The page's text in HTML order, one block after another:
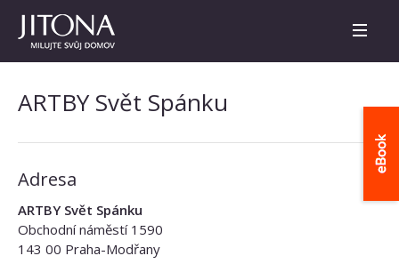
ARTBY Svět Spánku
Adresa
ARTBY Svět Spánku
Obchodní náměstí 1590
143 00 Praha-Modřany